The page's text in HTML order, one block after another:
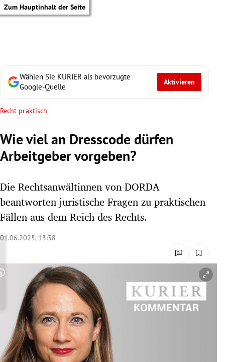
Zum Hauptinhalt der Seite
Untermenü
Untermenü
Untermenü
Untermenü
Untermenü
Untermenü
Wählen Sie KURIER als bevorzugte
Google-Quelle
Aktivieren
Recht praktisch
Wie viel an Dresscode dürfen
Arbeitgeber vorgeben?
Die Rechtsanwältinnen von DORDA
beantworten juristische Fragen zu praktischen
Fällen aus dem Reich des Rechts.
01.06.2025, 13:38
Copyright-Hinweis öffnen/schließen